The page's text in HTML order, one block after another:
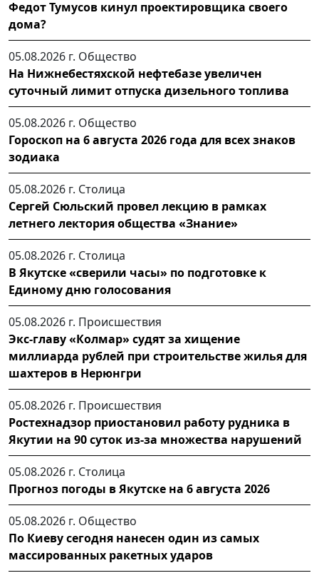
Федот Тумусов кинул проектировщика своего
дома?
05.08.2026 г. Общество
На Нижнебестяхской нефтебазе увеличен
суточный лимит отпуска дизельного топлива
05.08.2026 г. Общество
Гороскоп на 6 августа 2026 года для всех знаков
зодиака
05.08.2026 г. Столица
Сергей Сюльский провел лекцию в рамках
летнего лектория общества «Знание»
05.08.2026 г. Столица
В Якутске «сверили часы» по подготовке к
Единому дню голосования
05.08.2026 г. Происшествия
Экс-главу «Колмар» судят за хищение
миллиарда рублей при строительстве жилья для
шахтеров в Нерюнгри
05.08.2026 г. Происшествия
Ростехнадзор приостановил работу рудника в
Якутии на 90 суток из-за множества нарушений
05.08.2026 г. Столица
Прогноз погоды в Якутске на 6 августа 2026
05.08.2026 г. Общество
По Киеву сегодня нанесен один из самых
массированных ракетных ударов